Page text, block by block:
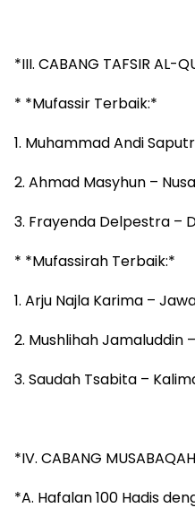
*III. CABANG TAFSIR AL-
* *Mufassir Terbaik:*
1. Muhammad Andi
2. Ahmad Masyhun –
3. Frayenda Delpestra –
* *Mufassirah Terbaik:*
1. Arju Najla Karima –
2. Mushlihah Jamaluddin
3. Saudah Tsabita –
*IV. CABANG
*A. Hafalan 100 Hadis